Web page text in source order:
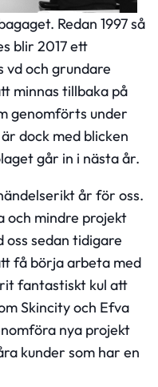
Redan 1997 så
blir 2017 ett
vd och grundare
minnas tillbaka på
genomförts under
dock med blicken
går in i nästa år.
år för oss.
och mindre projekt
oss sedan tidigare
få börja arbeta med
fantastiskt kul att
Skincity och Efva
nya projekt
kunder som har en